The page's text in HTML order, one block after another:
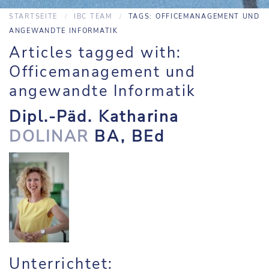
STARTSEITE IBC TEAM
TAGS: OFFICEMANAGEMENT UND
ANGEWANDTE INFORMATIK
Articles tagged with:
Officemanagement und
angewandte Informatik
Dipl.-Päd. Katharina
DOLINAR BA, BEd
Unterrichtet: